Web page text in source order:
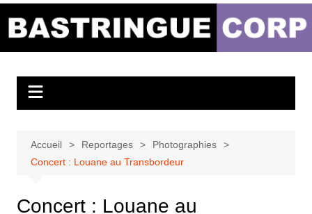
Bastringue Corp –
Musicales
Accueil Reportages
Photographies
Concert : Louane au Transbordeur
Concert : Louane au